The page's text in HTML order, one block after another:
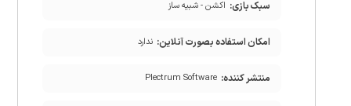
سبک بازی: اکشن - شبیه ساز
امکان استفاده بصورت آنلاین: ندارد
منتشر کننده: Plectrum Software